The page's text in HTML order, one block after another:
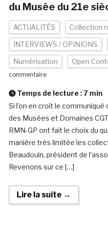
du Musée du 21e
ACTUALITÉS Collection
INTERVIEWS / OPINIONS
Numérisation Open
commentaire
Temps de lecture :7 min
Si l’on en croit le
des Musées et Domaines
RMN-GP ont fait le choix du
manière très limitée les
Beaudouin, président de
Revenons sur ce […]
Lire la suite →